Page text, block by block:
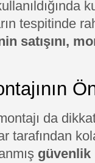
tespitinde
da
tarafından
güvenlik